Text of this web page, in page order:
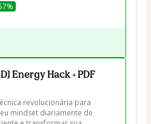
Energy Hack + PDF
revolucionária para
mindset diariamente de